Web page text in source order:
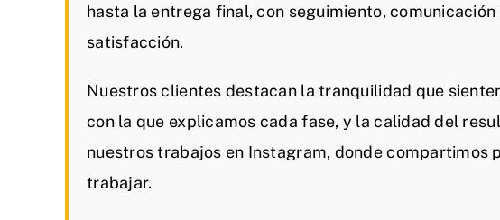
hasta la entrega final, con seguimiento,
satisfacción.
Nuestros clientes destacan la tranquilidad que
con la que explicamos cada fase, y la calidad del
nuestros trabajos en Instagram, donde compartimos
trabajar.